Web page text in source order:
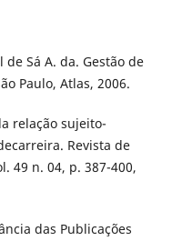
de Sá A. da. Gestão de
Paulo, Atlas, 2006.
relação sujeito-
Revista de
49 n. 04, p. 387-400,
das Publicações